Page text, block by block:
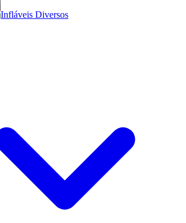
Infláveis Diversos